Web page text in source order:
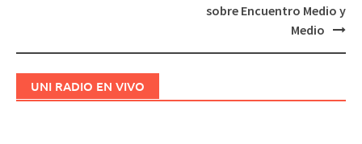
sobre Encuentro Medio y
Medio
UNI RADIO EN VIVO